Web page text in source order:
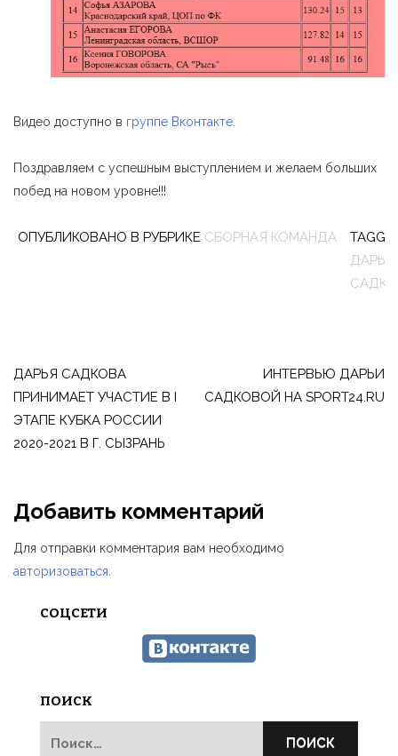
Видео доступно в группе Вконтакте.
Поздравляем с успешным выступлением и желаем больших
побед на новом уровне!!!
ОПУБЛИКОВАНО В РУБРИКЕ СБОРНАЯ КОМАНДА
ДАРЬЯ
по
записям
ДАРЬЯ САДКОВА
ПРИНИМАЕТ УЧАСТИЕ В I
ЭТАПЕ КУБКА РОССИИ
2020-2021 В Г. СЫЗРАНЬ
ИНТЕРВЬЮ ДАРЬИ
САДКОВОЙ НА SPORT24.RU
Добавить комментарий
Для отправки комментария вам необходимо
авторизоваться
СОЦСЕТИ
ПОИСК